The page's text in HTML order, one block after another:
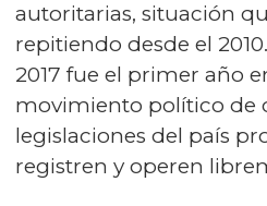
autoritarias, situación
repitiendo desde el
2017 fue el primer año
movimiento político de
legislaciones del país
registren y operen